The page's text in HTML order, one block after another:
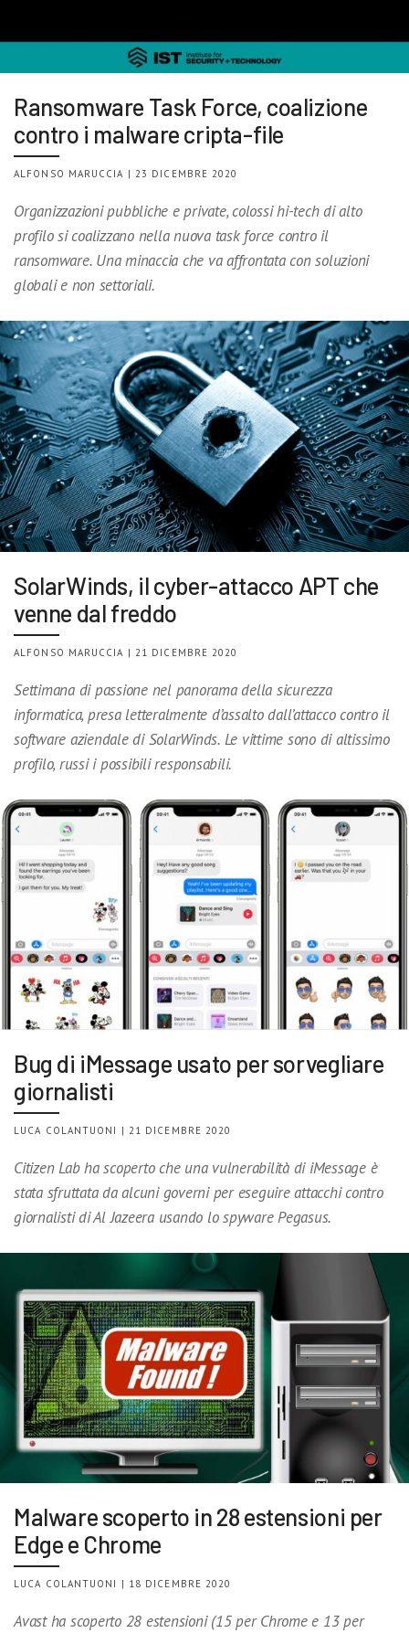
Ransomware Task Force, coalizione
contro i malware cripta-file
ALFONSO MARUCCIA | 23 DICEMBRE 2020
Organizzazioni pubbliche e private, colossi hi-tech di alto
profilo si coalizzano nella nuova task force contro il
ransomware. Una minaccia che va affrontata con soluzioni
globali e non settoriali.
SolarWinds, il cyber-attacco APT che
venne dal freddo
ALFONSO MARUCCIA | 21 DICEMBRE 2020
Settimana di passione nel panorama della sicurezza
informatica, presa letteralmente d’assalto dall’attacco contro il
software aziendale di SolarWinds. Le vittime sono di altissimo
profilo, russi i possibili responsabili.
Bug di iMessage usato per sorvegliare
giornalisti
LUCA COLANTUONI | 21 DICEMBRE 2020
Citizen Lab ha scoperto che una vulnerabilità di iMessage è
stata sfruttata da alcuni governi per eseguire attacchi contro
giornalisti di Al Jazeera usando lo spyware Pegasus.
Malware scoperto in 28 estensioni per
Edge e Chrome
LUCA COLANTUONI | 18 DICEMBRE 2020
Avast ha scoperto 28 estensioni (15 per Chrome e 13 per